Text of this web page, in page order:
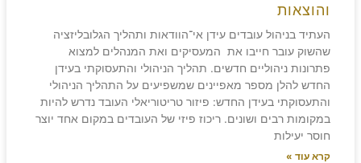
והוצאות
העתיד בניהול עובדים עידן אי־הוודאות ותהליך הגלובליזציה
שהשוק עובר חייבו את המעסיקים ואת המנהלים למצוא
פתרונות ניהוליים חדשים. תהליך הניהולי והתעסוקתי בעידן
החדש להלן מספר מאפיינים שמשפיעים על התהליך הניהולי
והתעסוקתי בעידן החדש: פיזור טריטוריאלי העובד נדרש להיות
במקומות רבים ושונים. ריכוז פיזי של העובדים במקום אחד יוצר
חוסר יעילות
קרא עוד »